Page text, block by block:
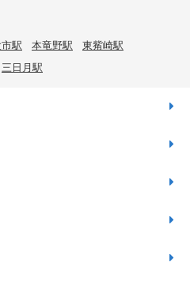
駅 本竜野駅
東觜崎駅
三日月駅